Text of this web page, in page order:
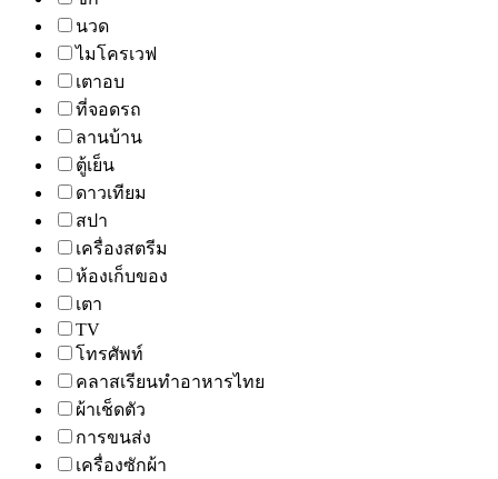
นวด
ไมโครเวฟ
เตาอบ
ที่จอดรถ
ลานบ้าน
ตู้เย็น
ดาวเทียม
สปา
เครื่องสตรีม
ห้องเก็บของ
เตา
TV
โทรศัพท์
คลาสเรียนทำอาหารไทย
ผ้าเช็ดตัว
การขนส่ง
เครื่องซักผ้า